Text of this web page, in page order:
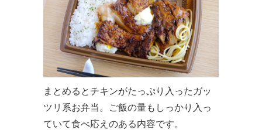
まとめるとチキンがたっぷり入ったガッ
ツリ系お弁当。ご飯の量もしっかり入っ
ていて食べ応えのある内容です。